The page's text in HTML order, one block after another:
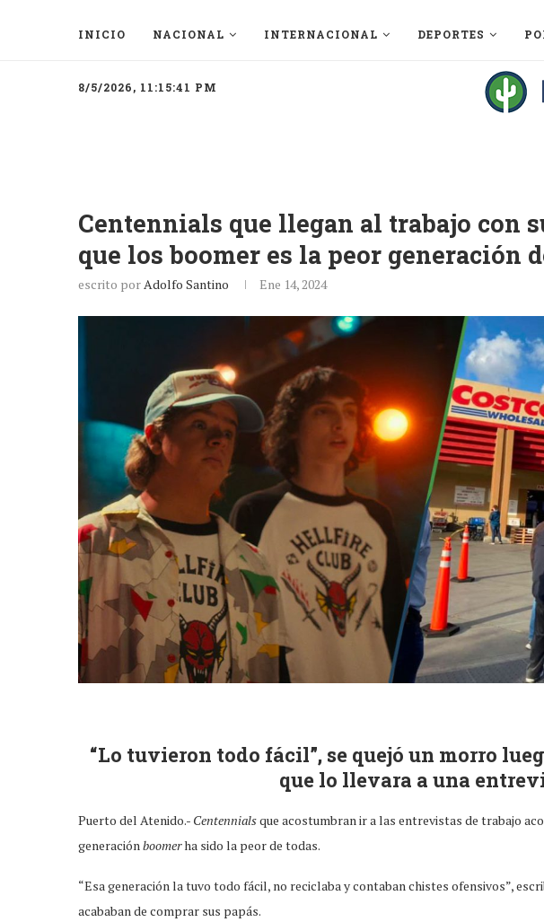
INICIO NACIONAL INTERNACIONAL DEPORTES
8/5/2026, 11:15:41 PM
Centennials que llegan al trabajo con
que los boomer es la peor generación
escrito porAdolfo Santino Ene 14, 2024
“Lo tuvieron todo fácil”, se quejó un morro
que lo llevara a una
Puerto del Atenido.- Centennialsque acostumbran ir a las entrevistas de trabajo
generaciónboomerha sido la peor de todas.
“Esa generación la tuvo todo fácil, no reciclaba y contaban chistes ofensivos”,
acababan de comprar sus papás.